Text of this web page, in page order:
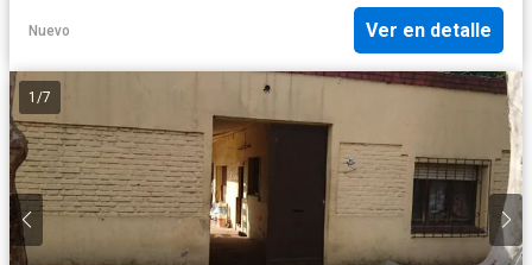
Nuevo Ver en detalle
1 /7